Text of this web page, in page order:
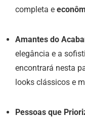
completa e
Amantes do
elegância e a
encontrará nesta
looks clássicos e
Pessoas que